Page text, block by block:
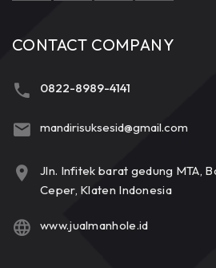
CONTACT COMPANY
0822-8989-4141
mandirisuksesid@gmail.com
Jln. Infitek barat gedung MTA,
Ceper, Klaten Indonesia
www.jualmanhole.id